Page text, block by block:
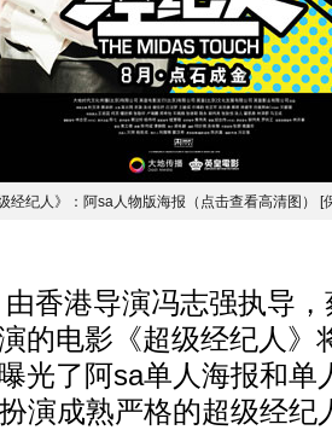
级经纪人》：阿sa人物版海报（点击查看高清图） [
港导演冯志强执导，
的电影《超级经纪人》
光了阿sa单人海报和单
演成熟严格的超级经纪